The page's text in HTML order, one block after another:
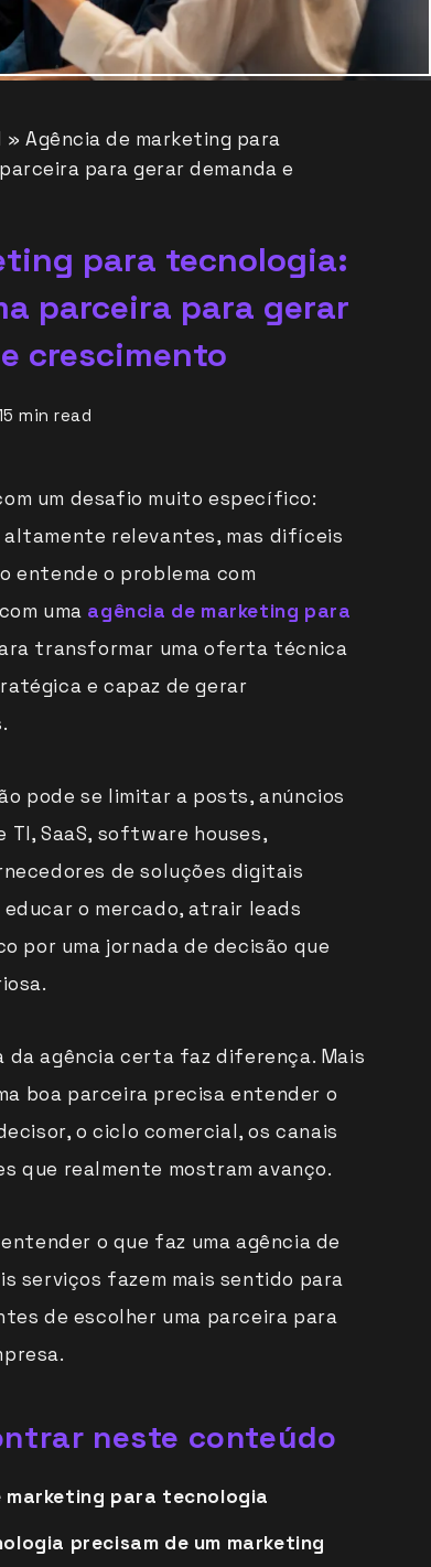
» Agência de marketing para
para gerar demanda e
para tecnologia:
parceira para gerar
crescimento
min read
um desafio muito específico:
altamente relevantes, mas difíceis
entende o problema com
uma agência de marketing para
transformar uma oferta técnica
e capaz de gerar
pode se limitar a posts, anúncios
TI, SaaS, software houses,
de soluções digitais
o mercado, atrair leads
por uma jornada de decisão que
da agência certa faz diferença. Mais
boa parceira precisa entender o
o ciclo comercial, os canais
que realmente mostram avanço.
o que faz uma agência de
serviços fazem mais sentido para
de escolher uma parceira para
neste conteúdo
marketing para tecnologia
precisam de um marketing